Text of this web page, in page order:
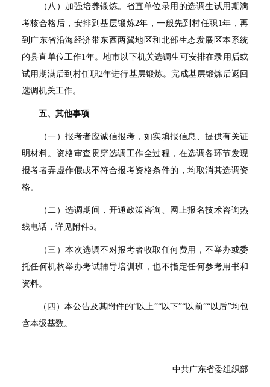
（八）加强培养锻炼。省直单位录用的选调生试用期满
考核合格后，安排到基层锻炼2年，一般先到村任职1年，再
到广东省沿海经济带东西两翼地区和北部生态发展区本系统
的县直单位工作1年。地市以下机关选调生可安排在录用后或
试用期满后到村任职2年进行基层锻炼。完成基层锻炼后返回
选调机关工作。
五、其他事项
（一）报考者应诚信报考，如实填报信息、提供有关证
明材料。资格审查贯穿选调工作全过程，在选调各环节发现
报考者弄虚作假或不符合报考资格条件的，均取消其选调资
格。
（二）选调期间，开通政策咨询、网上报名技术咨询热
线电话，详见附件5。
（三）本次选调不对报考者收取任何费用，不举办或委
托任何机构举办考试辅导培训班，也不指定任何参考用书和
资料。
（四）本公告及其附件的“以上”“以下”“以前”“以后”均包
含本级基数。
中共广东省委组织部